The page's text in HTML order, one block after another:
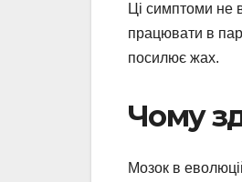
Ці симптоми не
працювати в
посилює жах.
Чому
Мозок в